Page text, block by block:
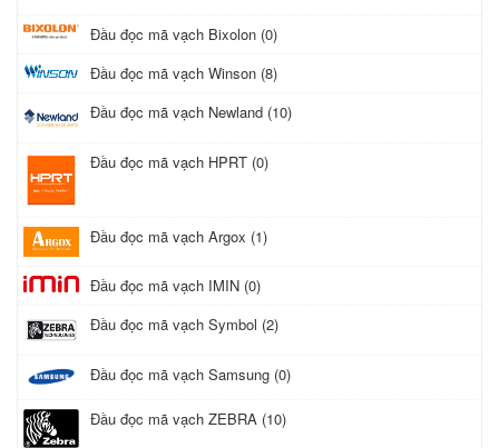
Đầu đọc mã vạch Bixolon (0)
Đầu đọc mã vạch Winson (8)
Đầu đọc mã vạch Newland (10)
Đầu đọc mã vạch HPRT (0)
Đầu đọc mã vạch Argox (1)
Đầu đọc mã vạch IMIN (0)
Đầu đọc mã vạch Symbol (2)
Đầu đọc mã vạch Samsung (0)
Đầu đọc mã vạch ZEBRA (10)